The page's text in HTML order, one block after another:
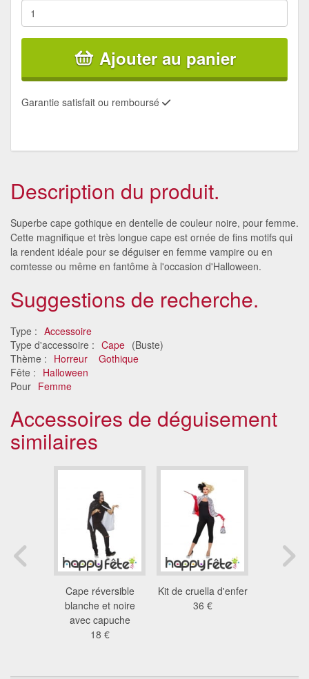
Ajouter au panier
Garantie satisfait ou remboursé
Description du produit.
Superbe cape gothique en dentelle de couleur noire, pour femme.
Cette magnifique et très longue cape est ornée de fins motifs qui
la rendent idéale pour se déguiser en femme vampire ou en
comtesse ou même en fantôme à l'occasion d'Halloween.
Suggestions de recherche.
Type : Accessoire
Type d'accessoire : Cape (Buste)
Thème : Horreur
Gothique
Fête : Halloween
Pour Femme
Accessoires de déguisement
similaires
Cape réversible
blanche et noire
avec capuche
18 €
Kit de cruella d'enfer
36 €